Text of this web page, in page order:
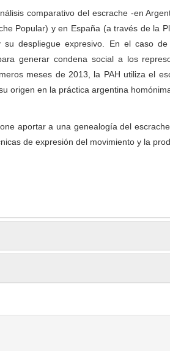
comparativo del escrache -en
Popular) y en España (a través de la
su despliegue expresivo. En el caso
generar condena social a los
meses de 2013, la PAH utiliza el
origen en la práctica argentina
aportar a una genealogía del
de expresión del movimiento y la